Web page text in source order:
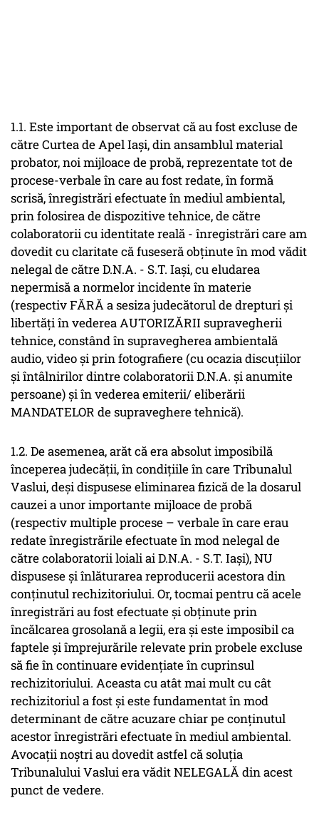
1.1. Este important de observat că au fost excluse de
către Curtea de Apel Iași, din ansamblul material
probator, noi mijloace de probă, reprezentate tot de
procese-verbale în care au fost redate, în formă
scrisă, înregistrări efectuate în mediul ambiental,
prin folosirea de dispozitive tehnice, de către
colaboratorii cu identitate reală - înregistrări care am
dovedit cu claritate că fuseseră obținute în mod vădit
nelegal de către D.N.A. - S.T. Iași, cu eludarea
nepermisă a normelor incidente în materie
(respectiv FĂRĂ a sesiza judecătorul de drepturi și
libertăți în vederea AUTORIZĂRII supravegherii
tehnice, constând în supravegherea ambientală
audio, video și prin fotografiere (cu ocazia discuțiilor
și întâlnirilor dintre colaboratorii D.N.A. și anumite
persoane) și în vederea emiterii/ eliberării
MANDATELOR de supraveghere tehnică).
1.2. De asemenea, arăt că era absolut imposibilă
începerea judecății, în condițiile în care Tribunalul
Vaslui, deși dispusese eliminarea fizică de la dosarul
cauzei a unor importante mijloace de probă
(respectiv multiple procese – verbale în care erau
redate înregistrările efectuate în mod nelegal de
către colaboratorii loiali ai D.N.A. - S.T. Iași), NU
dispusese și înlăturarea reproducerii acestora din
conținutul rechizitoriului. Or, tocmai pentru că acele
înregistrări au fost efectuate și obținute prin
încălcarea grosolană a legii, era și este imposibil ca
faptele și împrejurările relevate prin probele excluse
să fie în continuare evidențiate în cuprinsul
rechizitoriului. Aceasta cu atât mai mult cu cât
rechizitoriul a fost și este fundamentat în mod
determinant de către acuzare chiar pe conținutul
acestor înregistrări efectuate în mediul ambiental.
Avocații noștri au dovedit astfel că soluția
Tribunalului Vaslui era vădit NELEGALĂ din acest
punct de vedere.